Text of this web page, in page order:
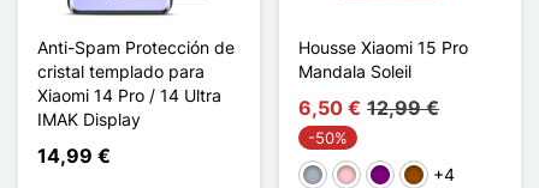
Anti-Spam Protección de
cristal templado para
Xiaomi 14 Pro / 14 Ultra
IMAK Display
14,99 €
Housse Xiaomi 15 Pro
Mandala Soleil
6,50 € 12,99 €
-50%
Gris RosaPúrpuraMarrón
+4